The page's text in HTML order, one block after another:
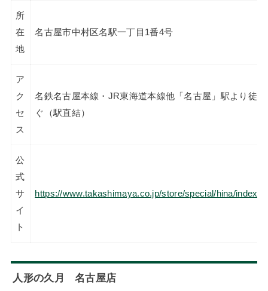
所
在
地
名古屋市中村区名駅一丁目1番4号
ア
ク
セ
ス
名鉄名古屋本線・JR東海道本線他「名古屋」駅より徒歩
ぐ（駅直結）
公
式
サ
イ
ト
https://www.takashimaya.co.jp/store/special/hina/
人形の久月 名古屋店